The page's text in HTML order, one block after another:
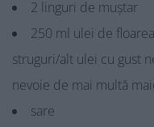
2 linguri de muștar
250 ml ulei de
struguri/alt ulei cu gust
nevoie de mai multă
sare